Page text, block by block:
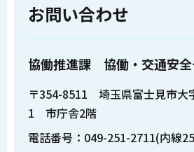
お問い合わせ
協働推進課 協働・交通安全
〒354-8511 埼玉県富士見市大
1 市庁舎2階
電話番号：049-251-2711(内線